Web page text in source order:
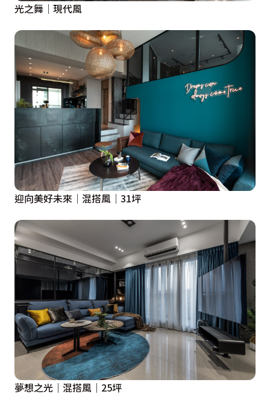
光之舞｜現代風
迎向美好未來｜混搭風｜31坪
夢想之光｜混搭風｜25坪